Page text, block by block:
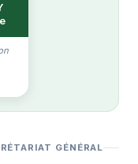
GÉNÉRAL